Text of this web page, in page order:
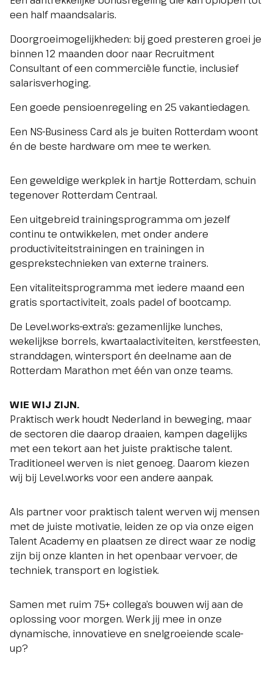
een half maandsalaris.
Doorgroeimogelijkheden: bij goed presteren groei je
binnen 12 maanden door naar Recruitment
Consultant of een commerciële functie, inclusief
salarisverhoging.
Een goede pensioenregeling en 25 vakantiedagen.
Een NS-Business Card als je buiten Rotterdam woont
én de beste hardware om mee te werken.
Een geweldige werkplek in hartje Rotterdam, schuin
tegenover Rotterdam Centraal.
Een uitgebreid trainingsprogramma om jezelf
continu te ontwikkelen, met onder andere
productiviteitstrainingen en trainingen in
gesprekstechnieken van externe trainers.
Een vitaliteitsprogramma met iedere maand een
gratis sportactiviteit, zoals padel of bootcamp.
De Level.works-extra’s: gezamenlijke lunches,
wekelijkse borrels, kwartaalactiviteiten, kerstfeesten,
stranddagen, wintersport én deelname aan de
Rotterdam Marathon met één van onze teams.
WIE WIJ ZIJN.
Praktisch werk houdt Nederland in beweging, maar
de sectoren die daarop draaien, kampen dagelijks
met een tekort aan het juiste praktische talent.
Traditioneel werven is niet genoeg. Daarom kiezen
wij bij Level.works voor een andere aanpak.
Als partner voor praktisch talent werven wij mensen
met de juiste motivatie, leiden ze op via onze eigen
Talent Academy en plaatsen ze direct waar ze nodig
zijn bij onze klanten in het openbaar vervoer, de
techniek, transport en logistiek.
Samen met ruim 75+ collega’s bouwen wij aan de
oplossing voor morgen. Werk jij mee in onze
dynamische, innovatieve en snelgroeiende scale-
up?